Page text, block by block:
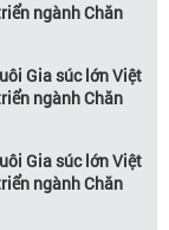
ngành Chăn
Gia súc lớn Việt
ngành Chăn
Gia súc lớn Việt
ngành Chăn